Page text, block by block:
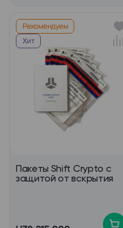
Рекомендуем
Хит
Пакеты Shift Crypto с
защитой от вскрытия